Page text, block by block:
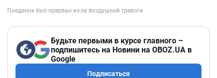
Будьте первыми в курсе главного –
подпишитесь на Новини на OBOZ.UA в
Google
Подписаться